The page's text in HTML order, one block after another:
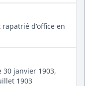
rapatrié d'office en
30 janvier 1903,
1903